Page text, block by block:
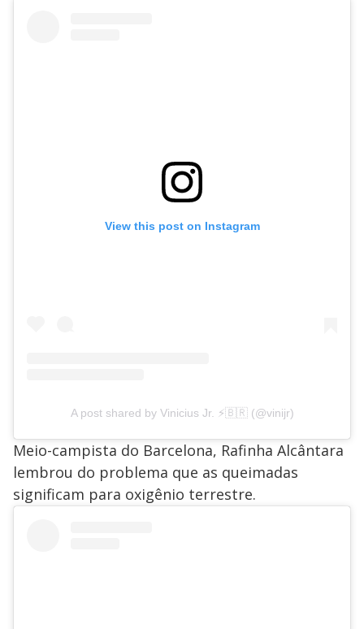
View this post on Instagram
A post shared by Vinicius Jr. ⚡️🇧🇷 (@vinijr)
Meio-campista do Barcelona, Rafinha Alcântara
lembrou do problema que as queimadas
significam para oxigênio terrestre.